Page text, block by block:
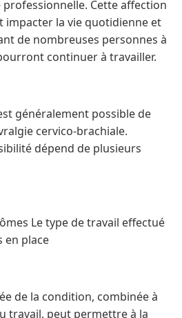
Cette affection
impacter la vie quotidienne et
de nombreuses personnes à
continuer à travailler.
généralement possible de
cervico-brachiale.
dépend de plusieurs
Le type de travail effectué
en place
de la condition, combinée à
travail, peut permettre à la